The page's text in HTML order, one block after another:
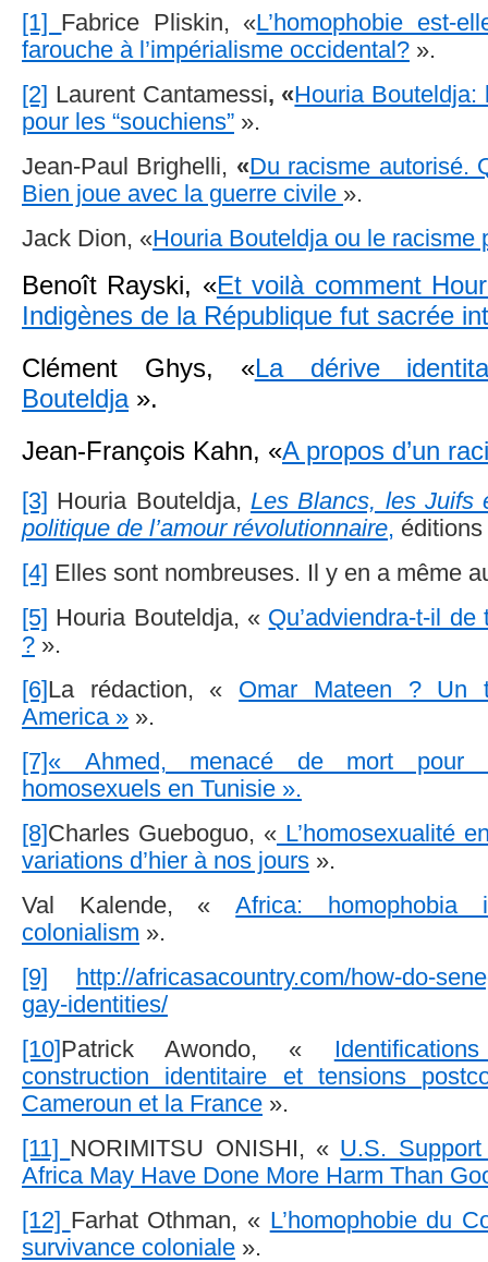
[1] Fabrice Pliskin, «L’homophobie est-
farouche à l’impérialisme occidental? ».
[2] Laurent Cantamessi, «Houria
pour les “souchiens” ».
Jean-Paul Brighelli, «Du racisme autorisé.
Bien joue avec la guerre civile ».
Jack Dion, «Houria Bouteldja ou le racisme
Benoît Rayski, «Et voilà comment
Indigènes de la République fut sacrée
Clément Ghys, «La dérive
Bouteldja».
Jean-François Kahn, «A propos d’un
[3] Houria Bouteldja, Les Blancs, les Juifs
politique de l’amour révolutionnaire,
[4] Elles sont nombreuses. Il y en a même
[5] Houria Bouteldja, « Qu’adviendra-t-il
? ».
[6]La rédaction, « Omar Mateen ? Un
America » ».
[7]« Ahmed, menacé de mort pour
homosexuels en Tunisie ».
[8]Charles Gueboguo, « L’homosexualité
variations d’hier à nos jours ».
Val Kalende, «Africa:
colonialism ».
[9]
http://africasacountry.com/how-do-
gay-identities/
[10]Patrick Awondo, «
construction identitaire et tensions
Cameroun et la France ».
[11] NORIMITSU ONISHI, « U.S.
Africa May Have Done More Harm Than
[12] Farhat Othman, « L’homophobie du
survivance coloniale ».